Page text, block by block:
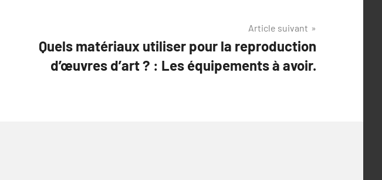
Article suivant
Quels matériaux utiliser pour la reproduction
d’œuvres d’art ? : Les équipements à avoir.